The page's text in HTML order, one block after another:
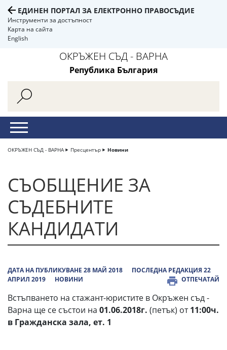
ЕДИНЕН ПОРТАЛ ЗА ЕЛЕКТРОННО ПРАВОСЪДИЕ
Инструменти за достъпност
Карта на сайта
English
ОКРЪЖЕН СЪД - ВАРНА
Република България
ОКРЪЖЕН СЪД - ВАРНА Пресцентър Новини
СЪОБЩЕНИЕ ЗА
СЪДЕБНИТЕ
КАНДИДАТИ
ДАТА НА ПУБЛИКУВАНЕ 28 МАЙ 2018
ПОСЛЕДНА РЕДАКЦИЯ 22
АПРИЛ 2019
НОВИНИ ОТПЕЧАТАЙ
Встъпването на стажант-юристите в Окръжен съд -
Варна ще се състои на 01.06.2018г. (петък) от11:00ч.
в Гражданска зала, ет. 1